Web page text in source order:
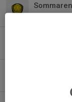
Sommaren
Uppehåll
Idrottens